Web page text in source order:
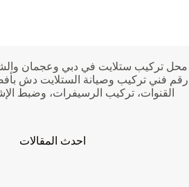
صيانة
محل تركيب ستلايت في دبي وعجمان
رقم فني تركيب وصيانة الستلايت دش
القنوات، تركيب الرسيفرات، وضبط
احدث المقالات